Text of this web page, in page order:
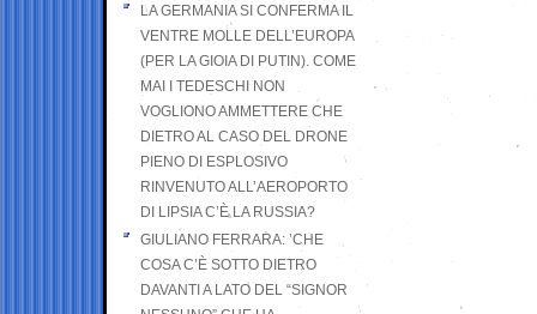
LA GERMANIA SI CONFERMA IL
VENTRE MOLLE DELL’EUROPA
(PER LA GIOIA DI PUTIN). COME
MAI I TEDESCHI NON
VOGLIONO AMMETTERE CHE
DIETRO AL CASO DEL DRONE
PIENO DI ESPLOSIVO
RINVENUTO ALL’AEROPORTO
DI LIPSIA C’È LA RUSSIA?
GIULIANO FERRARA: ’CHE
COSA C’È SOTTO DIETRO
DAVANTI A LATO DEL “SIGNOR